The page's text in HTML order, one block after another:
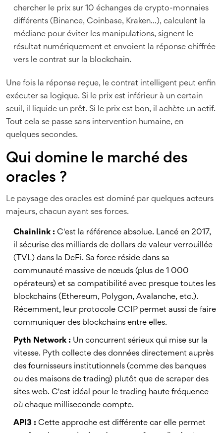
chercher le prix sur 10 échanges de crypto-monnaies
différents (Binance, Coinbase, Kraken...), calculent la
médiane pour éviter les manipulations, signent le
résultat numériquement et envoient la réponse chiffrée
vers le contrat sur la blockchain.
Une fois la réponse reçue, le contrat intelligent peut enfin
exécuter sa logique. Si le prix est inférieur à un certain
seuil, il liquide un prêt. Si le prix est bon, il achète un actif.
Tout cela se passe sans intervention humaine, en
quelques secondes.
Qui domine le marché des
oracles ?
Le paysage des oracles est dominé par quelques acteurs
majeurs, chacun ayant ses forces.
Chainlink : C'est la référence absolue. Lancé en 2017,
il sécurise des milliards de dollars de valeur verrouillée
(TVL) dans la DeFi. Sa force réside dans sa
communauté massive de nœuds (plus de 1 000
opérateurs) et sa compatibilité avec presque toutes les
blockchains (Ethereum, Polygon, Avalanche, etc.).
Récemment, leur protocole CCIP permet aussi de faire
communiquer des blockchains entre elles.
Pyth Network : Un concurrent sérieux qui mise sur la
vitesse. Pyth collecte des données directement auprès
des fournisseurs institutionnels (comme des banques
ou des maisons de trading) plutôt que de scraper des
sites web. C'est idéal pour le trading haute fréquence
où chaque milliseconde compte.
API3 : Cette approche est différente car elle permet